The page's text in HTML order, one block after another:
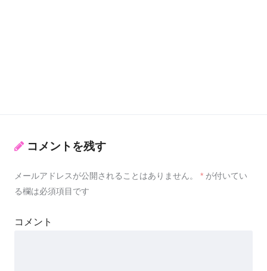
コメントを残す
メールアドレスが公開されることはありません。 * が付いてい
る欄は必須項目です
コメント